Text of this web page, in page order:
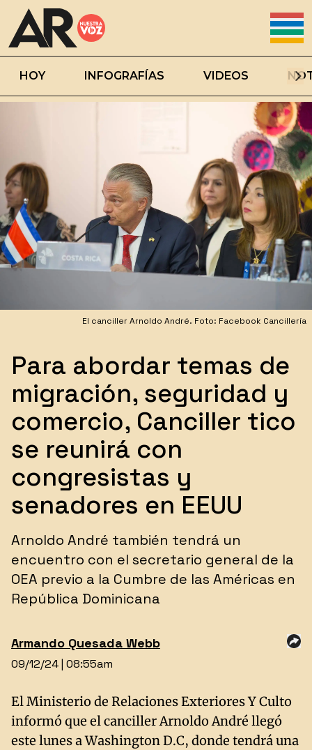
HOY INFOGRAFÍAS VIDEOS
El canciller Arnoldo André. Foto: Facebook Cancillería
Para abordar temas de
migración, seguridad y
comercio, Canciller tico
se reunirá con
congresistas y
senadores en EEUU
Arnoldo André también tendrá un
encuentro con el secretario general de la
OEA previo a la Cumbre de las Américas en
República Dominicana
Armando Quesada Webb
09/12/24 | 08:55am
El Ministerio de Relaciones Exteriores Y Culto
informó que el canciller Arnoldo André llegó
este lunes a Washington D.C, donde tendrá una